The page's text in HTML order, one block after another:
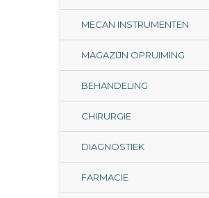
MECAN INSTRUMENTEN
MAGAZIJN OPRUIMING
BEHANDELING
CHIRURGIE
DIAGNOSTIEK
FARMACIE